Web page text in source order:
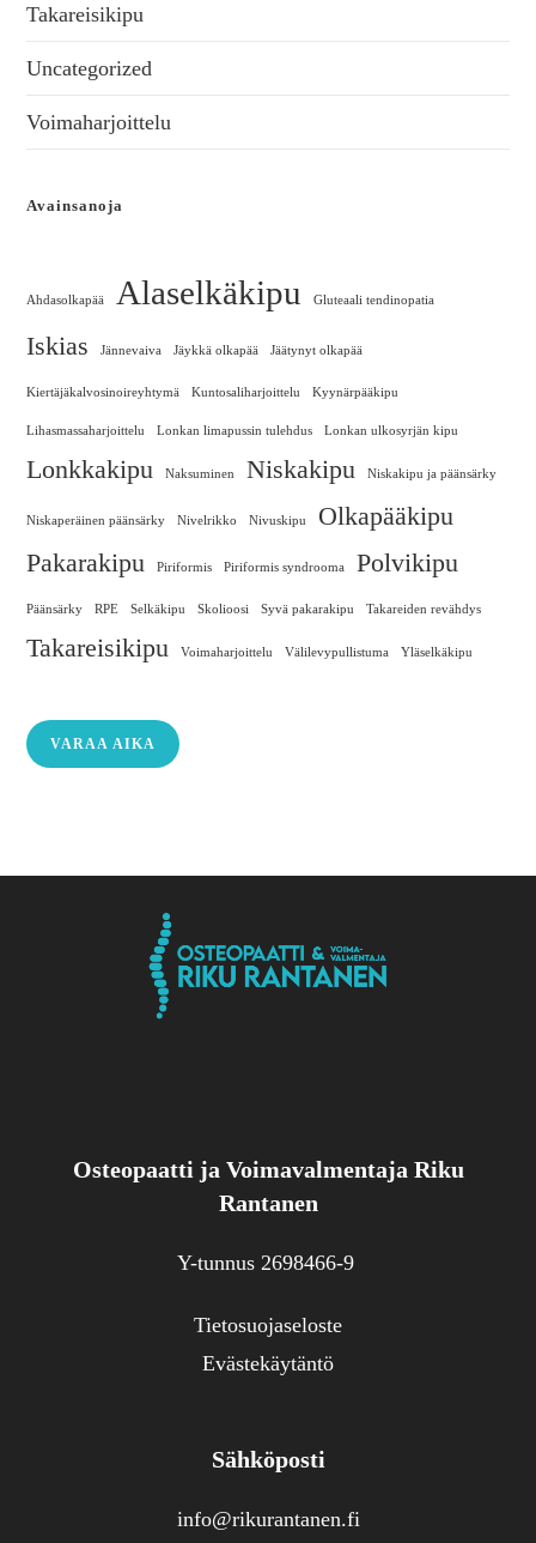
Takareisikipu
Uncategorized
Voimaharjoittelu
Avainsanoja
Ahdasolkapää Alaselkäkipu Gluteaali tendinopatia
Iskias Jännevaiva Jäykkä olkapää Jäätynyt olkapää
Kiertäjäkalvosinoireyhtymä Kuntosaliharjoittelu Kyynärpääkipu
Lihasmassaharjoittelu Lonkan limapussin tulehdus Lonkan ulkosyrjän kipu
Lonkkakipu Naksuminen Niskakipu Niskakipu ja päänsärky
Niskaperäinen päänsärky Nivelrikko Nivuskipu
Olkapääkipu
Pakarakipu
Piriformis Piriformis syndrooma Polvikipu
Päänsärky RPE Selkäkipu Skolioosi Syvä pakarakipu Takareiden revähdys
Takareisikipu Voimaharjoittelu Välilevypullistuma Yläselkäkipu
VARAA AIKA
Osteopaatti ja Voimavalmentaja Riku
Rantanen
Y-tunnus 2698466-9
Tietosuojaseloste
Evästekäytäntö
Sähköposti
info@rikurantanen.fi